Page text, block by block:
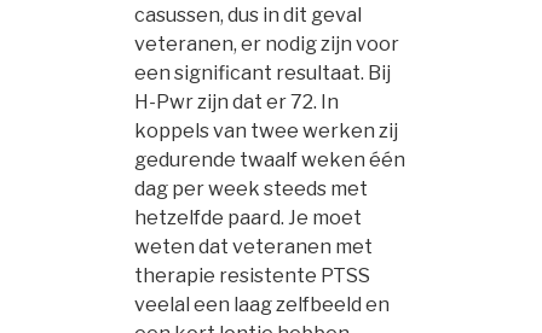
casussen, dus in dit geval
veteranen, er nodig zijn voor
een significant resultaat. Bij
H-Pwr zijn dat er 72. In
koppels van twee werken zij
gedurende twaalf weken één
dag per week steeds met
hetzelfde paard. Je moet
weten dat veteranen met
therapie resistente PTSS
veelal een laag zelfbeeld en